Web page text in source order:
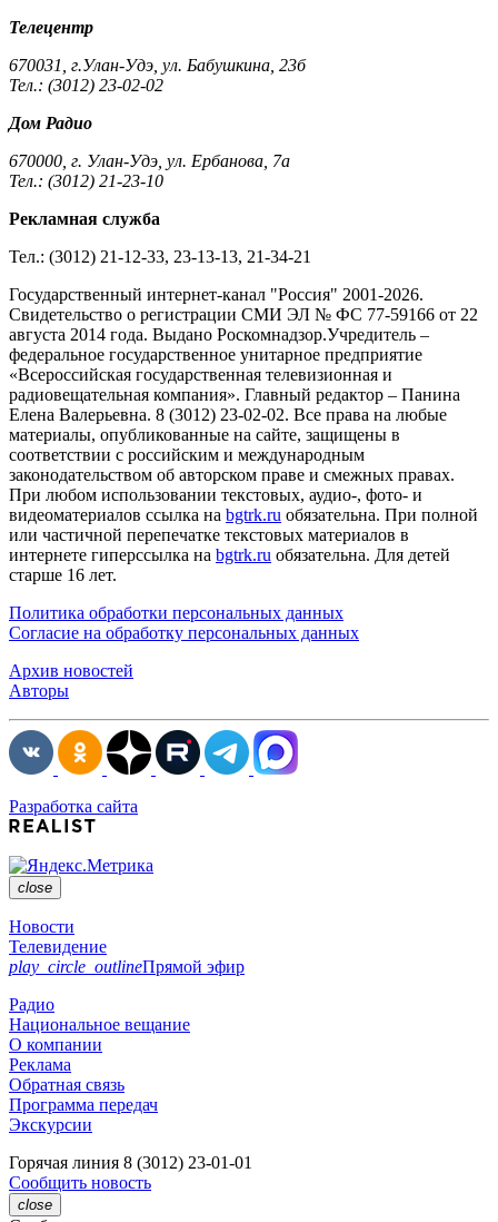
Телецентр
670031, г.Улан-Удэ, ул. Бабушкина, 23б
Тел.: (3012) 23-02-02
Дом Радио
670000, г. Улан-Удэ, ул. Ербанова, 7а
Тел.: (3012) 21-23-10
Рекламная служба
Тел.: (3012) 21-12-33, 23-13-13, 21-34-21
Государственный интернет-канал "Россия" 2001-2026.
Cвидетельство о регистрации СМИ ЭЛ № ФС 77-59166 от 22
августа 2014 года. Выдано Роскомнадзор.Учредитель –
федеральное государственное унитарное предприятие
«Всероссийская государственная телевизионная и
радиовещательная компания». Главный редактор – Панина
Елена Валерьевна. 8 (3012) 23-02-02. Все права на любые
материалы, опубликованные на сайте, защищены в
соответствии с российским и международным
законодательством об авторском праве и смежных правах.
При любом использовании текстовых, аудио-, фото- и
видеоматериалов ссылка на bgtrk.ru обязательна. При полной
или частичной перепечатке текстовых материалов в
интернете гиперссылка на bgtrk.ru обязательна. Для детей
старше 16 лет.
Политика обработки персональных данных
Согласие на обработку персональных данных
Архив новостей
Авторы
Разработка сайта
close
Новости
Телевидение
play_circle_outlineПрямой эфир
Радио
Национальное вещание
О компании
Реклама
Обратная связь
Программа передач
Экскурсии
Горячая линия 8 (3012) 23-01-01
Сообщить новость
close